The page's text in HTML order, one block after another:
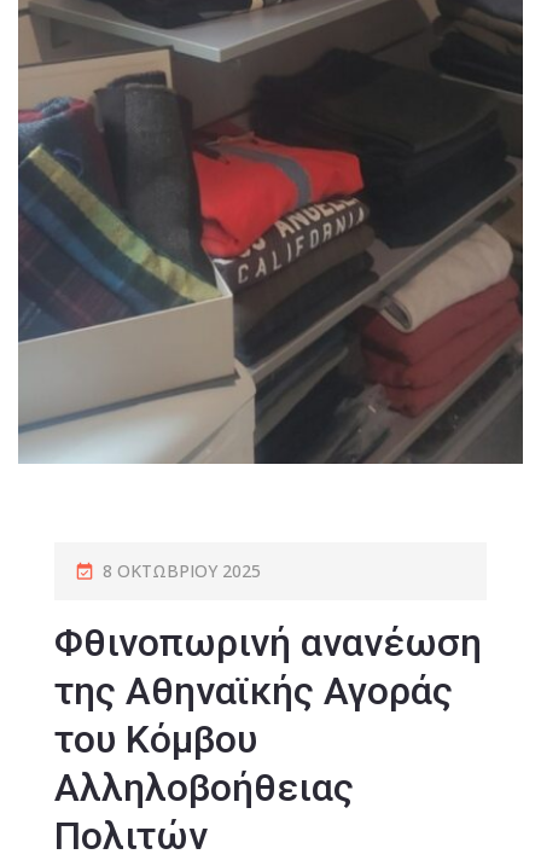
8 ΟΚΤΩΒΡΊΟΥ 2025
Φθινοπωρινή ανανέωση
της Αθηναϊκής Αγοράς
του Κόμβου
Αλληλοβοήθειας
Πολιτών